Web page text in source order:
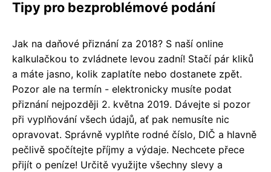
Tipy pro bezproblémové podání
Jak na daňové přiznání za 2018? S naší online
kalkulačkou to zvládnete levou zadní! Stačí pár kliků
a máte jasno, kolik zaplatíte nebo dostanete zpět.
Pozor ale na termín - elektronicky musíte podat
přiznání nejpozději 2. května 2019. Dávejte si pozor
při vyplňování všech údajů, ať pak nemusíte nic
opravovat. Správně vyplňte rodné číslo, DIČ a hlavně
pečlivě spočítejte příjmy a výdaje. Nechcete přece
přijít o peníze! Určitě využijte všechny slevy a